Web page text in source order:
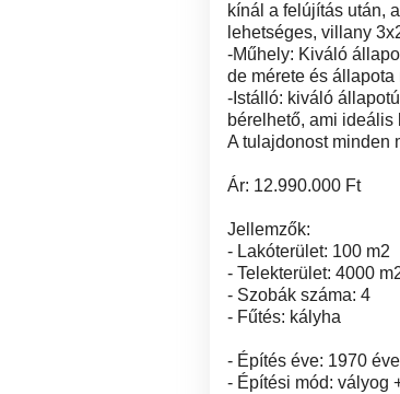
kínál a felújítás után,
lehetséges, villany
-Műhely: Kiváló
de mérete és
-Istálló: kiváló
bérelhető, ami ideális
A tulajdonost minden
Ár: 12.990.000 Ft
Jellemzők:
- Lakóterület: 100 m2
- Telekterület: 4000
- Szobák száma: 4
- Fűtés: kályha
- Építés éve: 1970
- Építési mód: vályog